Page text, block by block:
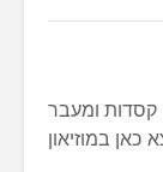
נשים בסגנון המאה ה-19 ועד קסדות ומעבר
במוזיאון